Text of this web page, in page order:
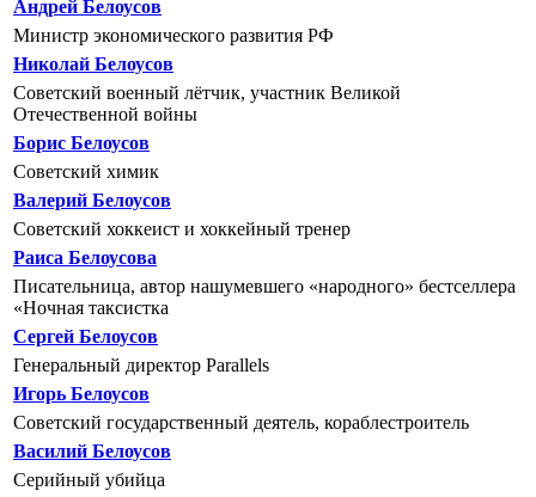
Андрей Белоусов
Министр экономического развития РФ
Николай Белоусов
Советский военный лётчик, участник Великой
Отечественной войны
Борис Белоусов
Советский химик
Валерий Белоусов
Советский хоккеист и хоккейный тренер
Раиса Белоусова
Писательница, автор нашумевшего «народного» бестселлера
«Ночная таксистка
Сергей Белоусов
Генеральный директор Parallels
Игорь Белоусов
Советский государственный деятель, кораблестроитель
Василий Белоусов
Серийный убийца